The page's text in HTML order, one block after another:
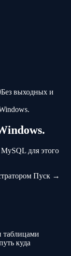
Без выходных и
для этого
Пуск →
таблицами
куда